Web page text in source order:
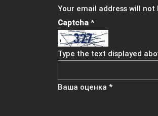
Your email address will not
Captcha *
Type the text displayed
Ваша оценка *